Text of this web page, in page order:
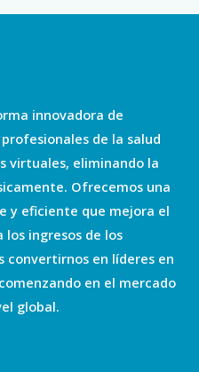
innovadora de
de la salud
virtuales, eliminando la
Ofrecemos una
y eficiente que mejora el
los ingresos de los
convertirnos en líderes en
en el mercado
global.